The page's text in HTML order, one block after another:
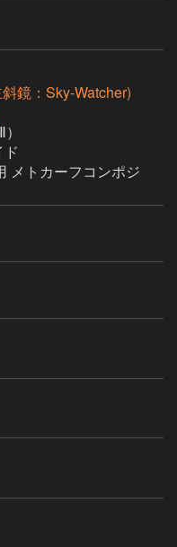
鏡：Sky-Watcher)
メトカーフコンポジ